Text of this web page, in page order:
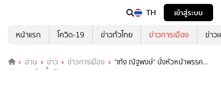
TH
เข้าสู่ระบบ
หน้าแรก
โควิด-19 ข่าวทั่วไทย ข่าวการเมือง ข่าว
อ่าน ข่าว ข่าวการเมือง
"เท้ง ณัฐพงษ์" นั่งหัวหน้าพรรค
ประชาชนต่อ ตั้งเป้า 4 หมุดหมาย